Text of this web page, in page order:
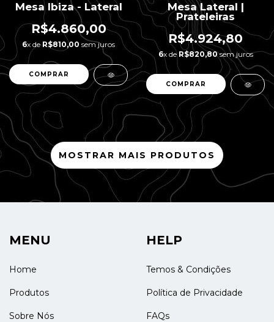
Mesa Ibiza - Lateral
R$4.860,00
6x deR$810,00 sem juros
Mesa Lateral |
Prateleiras
R$4.924,80
6x deR$820,80sem juros
MOSTRAR MAIS PRODUTOS
MENU
Home
Produtos
Sobre Nós
HELP
Temos & Condições
Política de Privacidade
FAQs